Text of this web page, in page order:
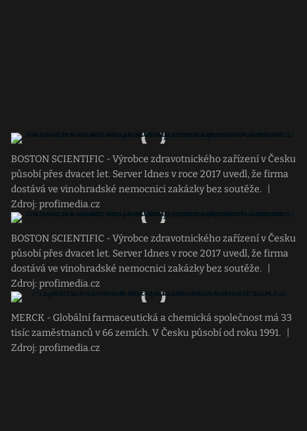
BOSTON SCIENTIFIC - Výrobce zdravotnického zařízení v Česku
působí přes dvacet let. Server Idnes v roce 2017 uvedl, že firma
dostává ve vinohradské nemocnici zakázky bez soutěže.
Zdroj: profimedia.cz
BOSTON SCIENTIFIC - Výrobce zdravotnického zařízení v Česku
působí přes dvacet let. Server Idnes v roce 2017 uvedl, že firma
dostává ve vinohradské nemocnici zakázky bez soutěže.
Zdroj: profimedia.cz
MERCK - Globální farmaceutická a chemická společnost má 33
tisíc zaměstnanců v 66 zemích. V Česku působí od roku 1991.
Zdroj: profimedia.cz